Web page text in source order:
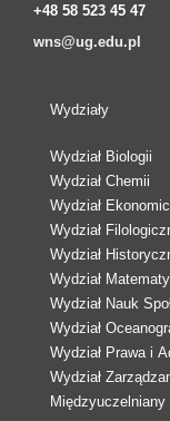
+48 58 523 45 47
wns@ug.edu.pl
Wydziały
Wydział Biologii
Wydział Chemii
Wydział
Wydział
Wydział
Wydział
Wydział Nauk
Wydział
Wydział Prawa i
Wydział
Międzyuczelniany